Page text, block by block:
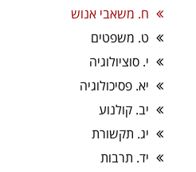
ח. משאבי אנוש
ט. משפטים
י. סוציולוגיה
יא. פסיכולוגיה
יב. קולנוע
יג. תקשורת
יד. תרבות